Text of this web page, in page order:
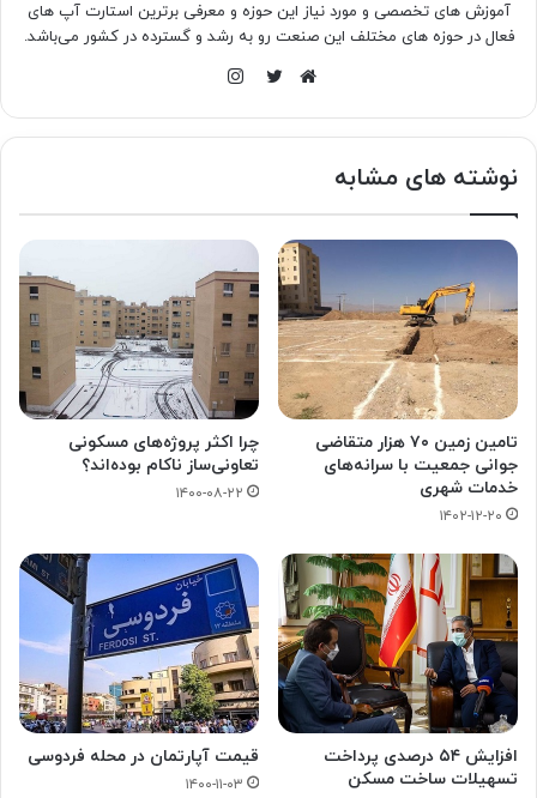
آموزش های تخصصی و مورد نیاز این حوزه و معرفی برترین استارت آپ های
فعال در حوزه های مختلف این صنعت رو به رشد و گسترده در کشور می‌باشد.
نوشته های مشابه
تامین زمین ۷۰ هزار متقاضی
جوانی جمعیت با سرانه‌های
خدمات شهری
۱۴۰۲-۱۲-۲۰
چرا اکثر پروژه‌های مسکونی
تعاونی‌ساز ناکام بوده‌اند؟
۱۴۰۰-۰۸-۲۲
افزایش ۵۴ درصدی پرداخت
تسهیلات ساخت مسکن
قیمت آپارتمان در محله فردوسی
۱۴۰۰-۱۱-۰۳